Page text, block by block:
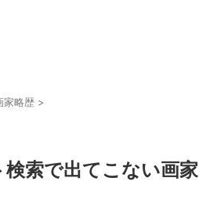
家略歴 >
索で出てこない画家